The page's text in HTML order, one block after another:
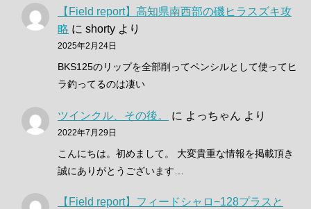
【Field report】高知県南西部の磯ヒラスズキ攻
略 に shorty より
2025年2月24日
BKS125のリップを全部削ってペンシルとして使ってヒ
ラ釣ってるのは凄い
ツインクル、その後。 に よっちゃん より
2022年7月29日
こんにちは。初めまして。 大変貴重な情報を掲載頂き
誠にありがとうございます…
【Field report】フィードシャロ−128プラスと